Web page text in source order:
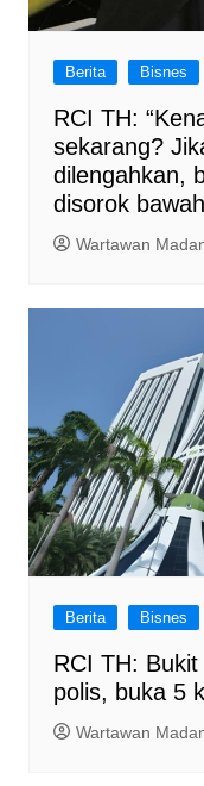
Berita Bisnes
RCI TH:
sekarang?
dilengahkan,
disorok
Wartawan
Berita Bisnes
RCI TH:
polis, buka 5
Wartawan